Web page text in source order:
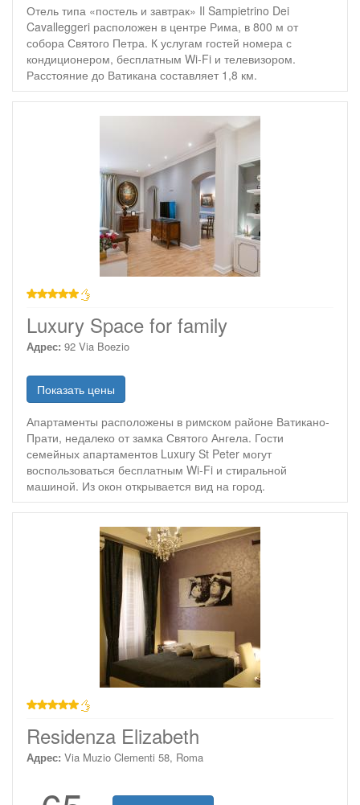
Отель типа «постель и завтрак» Il Sampietrino Dei
Cavalleggeri расположен в центре Рима, в 800 м от
собора Святого Петра. К услугам гостей номера с
кондиционером, бесплатным Wi-Fi и телевизором.
Расстояние до Ватикана составляет 1,8 км.
Luxury Space for family
Адрес: 92 Via Boezio
Показать цены
Апартаменты расположены в римском районе Ватикано-
Прати, недалеко от замка Святого Ангела. Гости
семейных апартаментов Luxury St Peter могут
воспользоваться бесплатным Wi-Fi и стиральной
машиной. Из окон открывается вид на город.
Residenza Elizabeth
Адрес: Via Muzio Clementi 58, Roma